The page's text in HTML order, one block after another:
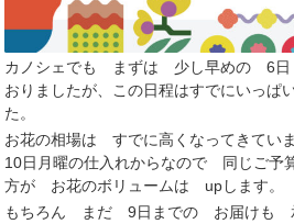
カノシェでも まずは 少し早めの 6日
おりましたが、この日程はすでにいっ
た。
お花の相場は すでに高くなってきてい
10日月曜の仕入れからなので 同じご
方が お花のボリュームは upします。
もちろん まだ 9日までの お届けも